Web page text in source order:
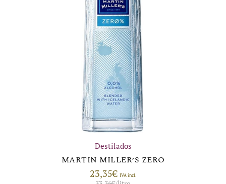
Destilados
MARTIN MILLER’S ZERO
23,35€ IVA incl.